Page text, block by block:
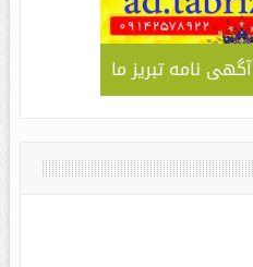
آگهی نامه تبریز ما